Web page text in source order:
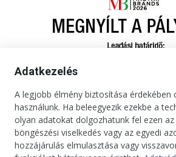
Adatkezelés
A legjobb élmény biztosítása érdekében
használunk. Ha beleegyezik ezekbe a
olyan adatokat dolgozhatunk fel ezen
böngészési viselkedés vagy az egyedi
hozzájárulás elmulasztása vagy